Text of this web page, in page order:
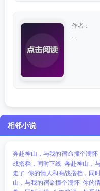
作者：
相邻小说
奔赴神山，与我的宿命撞个满怀
战搭档，同时下线 奔赴神山，
走了 你的情人和商战搭档，同
山，与我的宿命撞个满怀 你的